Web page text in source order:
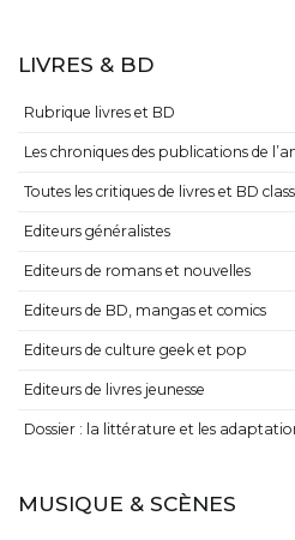
LIVRES & BD
Rubrique livres et BD
Les chroniques des publications de
Toutes les critiques de livres et BD
Editeurs généralistes
Editeurs de romans et nouvelles
Editeurs de BD, mangas et comics
Editeurs de culture geek et pop
Editeurs de livres jeunesse
Dossier : la littérature et les
MUSIQUE & SCÈNES